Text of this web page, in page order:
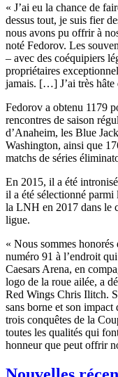
« J’ai eu la chance de
dessus tout, je suis fier
nous avons pu offrir à
noté Fedorov. Les
– avec des coéquipiers
propriétaires
jamais. […] J’ai très
Fedorov a obtenu 1179
rencontres de saison
d’Anaheim, les Blue
Washington, ainsi que
matchs de séries
En 2015, il a été
il a été sélectionné parmi
la LNH en 2017 dans le
ligue.
« Nous sommes
numéro 91 à l’endroit
Caesars Arena, en
logo de la roue ailée, a
Red Wings Chris Ilitch.
sans borne et son
trois conquêtes de la
toutes les qualités qui
honneur que peut offrir